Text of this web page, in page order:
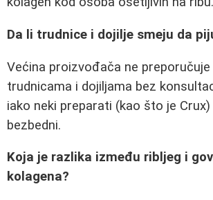
Da li trudnice i dojilje smeju da
Većina proizvođača ne preporučuje
trudnicama i dojiljama bez
iako neki preparati (kao što je
bezbedni.
Koja je razlika između ribljeg i
kolagena?